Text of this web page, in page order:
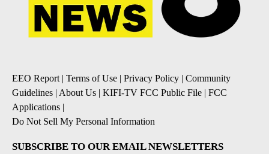
EEO Report | Terms of Use | Privacy Policy | Community
Guidelines | About Us | KIFI-TV FCC Public File | FCC
Applications |
Do Not Sell My Personal Information
SUBSCRIBE TO OUR EMAIL NEWSLETTERS